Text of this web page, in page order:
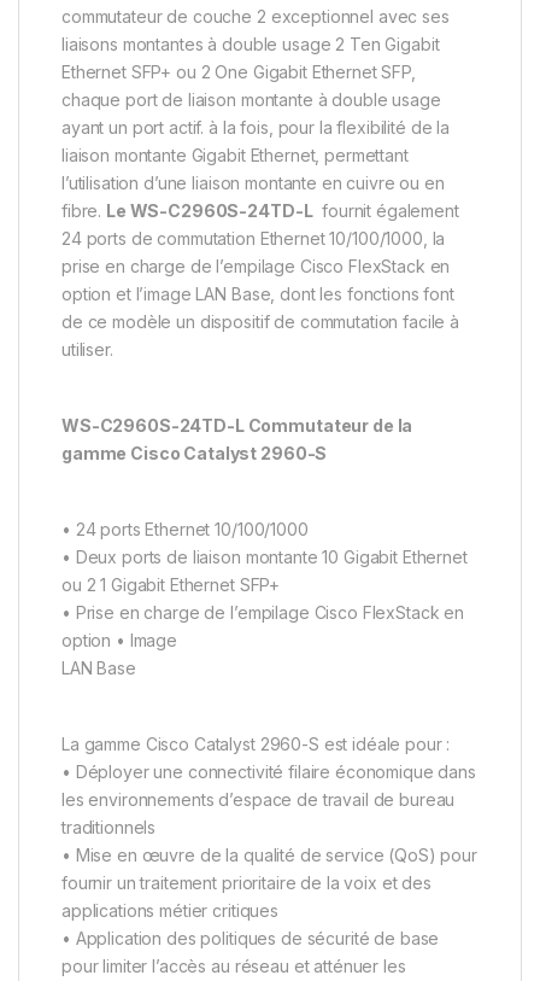
commutateur de couche 2 exceptionnel avec ses
liaisons montantes à double usage 2 Ten Gigabit
Ethernet SFP+ ou 2 One Gigabit Ethernet SFP,
chaque port de liaison montante à double usage
ayant un port actif. à la fois, pour la flexibilité de la
liaison montante Gigabit Ethernet, permettant
l’utilisation d’une liaison montante en cuivre ou en
fibre. Le WS-C2960S-24TD-Lfournit également
24 ports de commutation Ethernet 10/100/1000, la
prise en charge de l’empilage Cisco FlexStack en
option et l’image LAN Base, dont les fonctions font
de ce modèle un dispositif de commutation facile à
utiliser.
WS-C2960S-24TD-L Commutateur de la
gamme Cisco Catalyst 2960-S
• 24 ports Ethernet 10/100/1000
• Deux ports de liaison montante 10 Gigabit Ethernet
ou 2 1 Gigabit Ethernet SFP+
• Prise en charge de l’empilage Cisco FlexStack en
option • Image
LAN Base
La gamme Cisco Catalyst 2960-S est idéale pour :
• Déployer une connectivité filaire économique dans
les environnements d’espace de travail de bureau
traditionnels
• Mise en œuvre de la qualité de service (QoS) pour
fournir un traitement prioritaire de la voix et des
applications métier critiques
• Application des politiques de sécurité de base
pour limiter l’accès au réseau et atténuer les